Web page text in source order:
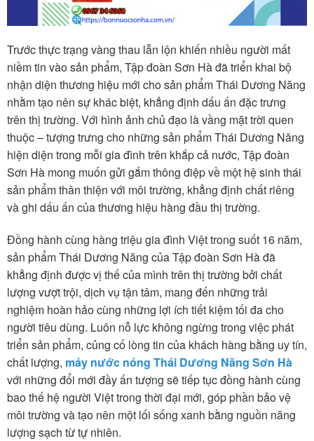
Trước thực trạng vàng thau lẫn lộn khiến nhiều người mất
niềm tin vào sản phẩm, Tập đoàn Sơn Hà đã triển khai bộ
nhận diện thương hiệu mới cho sản phẩm Thái Dương Năng
nhằm tạo nên sự khác biệt, khẳng định dấu ấn đặc trưng
trên thị trường. Với hình ảnh chủ đạo là vầng mặt trời quen
thuộc – tượng trưng cho những sản phẩm Thái Dương Năng
hiện diện trong mỗi gia đình trên khắp cả nước, Tập đoàn
Sơn Hà mong muốn gửi gắm thông điệp về một hệ sinh thái
sản phẩm thân thiện với môi trường, khẳng định chất riêng
và ghi dấu ấn của thương hiệu hàng đầu thị trường.
Đồng hành cùng hàng triệu gia đình Việt trong suốt 16 năm,
sản phẩm Thái Dương Năng của Tập đoàn Sơn Hà đã
khẳng định được vị thế của mình trên thị trường bởi chất
lượng vượt trội, dịch vụ tận tâm, mang đến những trải
nghiệm hoàn hảo cùng những lợi ích tiết kiệm tối đa cho
người tiêu dùng. Luôn nỗ lực không ngừng trong việc phát
triển sản phẩm, củng cố lòng tin của khách hàng bằng uy tín,
chất lượng, máy nước nóng Thái Dương Năng Sơn Hà
với những đổi mới đầy ấn tượng sẽ tiếp tục đồng hành cùng
bao thế hệ người Việt trong thời đại mới, góp phần bảo vệ
môi trường và tạo nên một lối sống xanh bằng nguồn năng
lượng sạch từ tự nhiên.